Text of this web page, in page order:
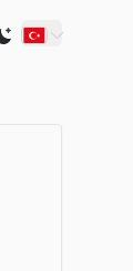
Switch to